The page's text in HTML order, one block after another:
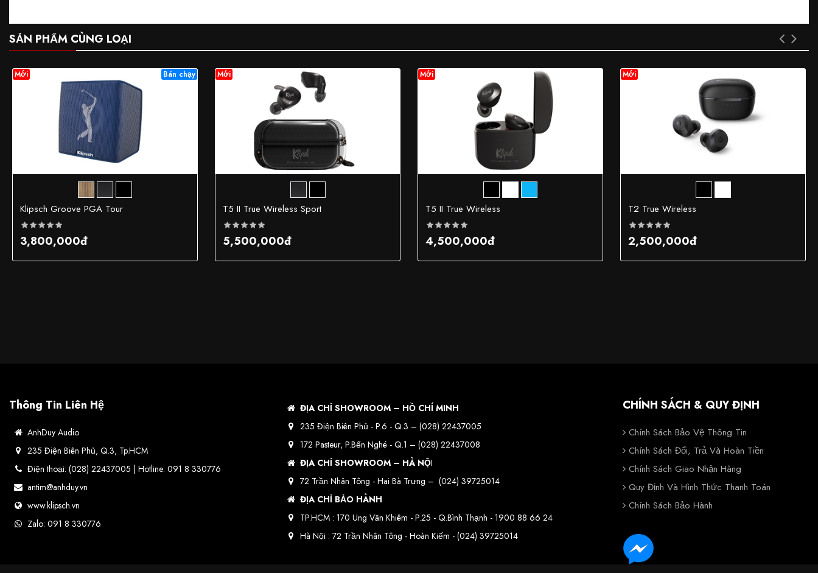
SẢN PHẨM CÙNG LOẠI
Mới Bán chạy
Klipsch Groove PGA Tour
3,800,000đ
Mới
T5 II True Wireless Sport
5,500,000đ
Mới
T5 II True Wireless
4,500,000đ
Mới
T2 True Wireless
2,500,000đ
Thông Tin Liên Hệ
AnhDuy Audio
235 Điện Biên Phủ, Q.3, Tp.HCM
Điện thoại: (028) 22437005 | Hotline: 091 8 330776
antim@anhduy.vn
www.klipsch.vn
Zalo: 091 8 330776
ĐỊA CHỈ SHOWROOM – HỒ CHÍ MINH
235 Điện Biên Phủ - P.6 - Q.3 – (028) 22437005
172 Pasteur, P.Bến Nghé - Q.1 – (028) 22437008
ĐỊA CHỈ SHOWROOM – HÀ NỘI
72 Trần Nhân Tông - Hai Bà Trưng – (024) 39725014
ĐỊA CHỈ BẢO HÀNH
TP.HCM : 170 Ung Văn Khiêm - P.25 - Q.Bình Thạnh - 1900 88 66 24
Hà Nội : 72 Trần Nhân Tông - Hoàn Kiếm - (024) 39725014
CHÍNH SÁCH & QUY ĐỊNH
Chính Sách Bảo Vệ Thông Tin
Chính Sách Đổi, Trả Và Hoàn Tiền
Chính Sách Giao Nhận Hàng
Quy Định Và Hình Thức Thanh Toán
Chính Sách Bảo Hành